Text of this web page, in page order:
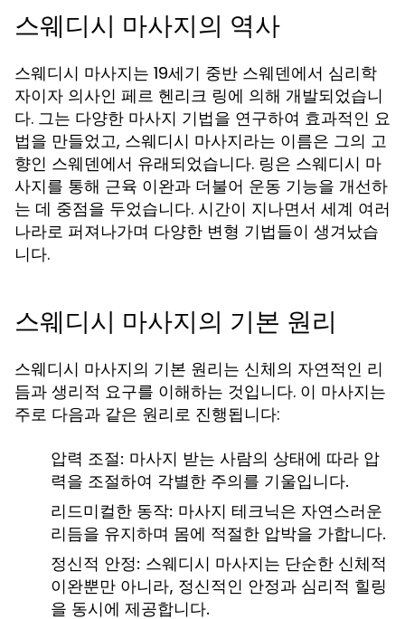
스웨디시 마사지의 역사
스웨디시 마사지는 19세기 중반 스웨덴에서 심리학
자이자 의사인 페르 헨리크 링에 의해 개발되었습니
다. 그는 다양한 마사지 기법을 연구하여 효과적인 요
법을 만들었고, 스웨디시 마사지라는 이름은 그의 고
향인 스웨덴에서 유래되었습니다. 링은 스웨디시 마
사지를 통해 근육 이완과 더불어 운동 기능을 개선하
는 데 중점을 두었습니다. 시간이 지나면서 세계 여러
나라로 퍼져나가며 다양한 변형 기법들이 생겨났습
니다.
스웨디시 마사지의 기본 원리
스웨디시 마사지의 기본 원리는 신체의 자연적인 리
듬과 생리적 요구를 이해하는 것입니다. 이 마사지는
주로 다음과 같은 원리로 진행됩니다:
압력 조절: 마사지 받는 사람의 상태에 따라 압
력을 조절하여 각별한 주의를 기울입니다.
리드미컬한 동작: 마사지 테크닉은 자연스러운
리듬을 유지하며 몸에 적절한 압박을 가합니다.
정신적 안정: 스웨디시 마사지는 단순한 신체적
이완뿐만 아니라, 정신적인 안정과 심리적 힐링
을 동시에 제공합니다.